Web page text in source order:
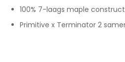
100% 7-laags maple
Primitive x Terminator 2